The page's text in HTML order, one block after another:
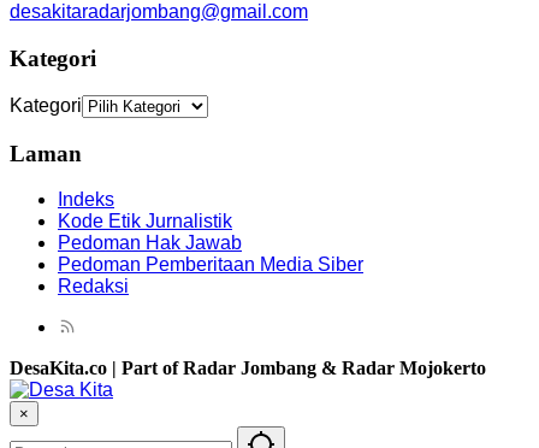
desakitaradarjombang@gmail.com
Kategori
Kategori
Laman
Indeks
Kode Etik Jurnalistik
Pedoman Hak Jawab
Pedoman Pemberitaan Media Siber
Redaksi
DesaKita.co | Part of Radar Jombang & Radar Mojokerto
×